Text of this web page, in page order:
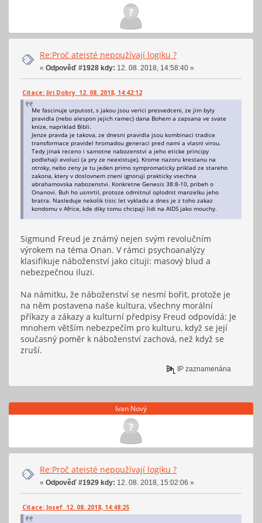
Re:Proč ateisté nepoužívají logiku ?
« Odpověď #1928 kdy: 12. 08. 2018, 14:58:40 »
Citace: Jiri Dobry 12. 08. 2018, 14:42:12
Me fascinuje urputost, s jakou jsou verici presvedceni, ze jim byly
pravidla (nebo alespon jejich ramec) dana Bohem a zapsana ve svate
knize, napriklad Bibli.
Jenze pravda je takova, ze dnesni pravidla jsou kombinaci tradice
transformace pravidel hromadou generaci pred nami a vlasni virou.
Tedy jinak receno i samotne nabozenstvi a jeho eticke principy
podlehaji evoluci (a pry ze neexistuje). Krome nazoru krestanu na
otroky, nebo zeny je tu jeden primo sympromaticky priklad ze stareho
zakona, ktery v doslovnem zneni ignoruji prakticky vsechna
abrahamovska nabozenstvi. Konkretne Genesis 38:8-10, pribeh o
Onanovi. Buh ho usmrtil, protoze odmitnul oplodnit manzelku jeho
bratra. Nasleduje nekolik tisic let vykladu a dnes je z toho zakaz
kondomu v Africe, kde diky tomu chcipaji lidi na AIDS jako mouchy.
Sigmund Freud je známý nejen svým revolučním
výrokem na téma Onan. V rámci psychoanalýzy
klasifikuje náboženství jako cituji: masový blud a
nebezpečnou iluzi.
Na námitku, že náboženství se nesmí bořit, protože je
na něm postavena naše kultura, všechny morální
příkazy a zákazy a kulturní předpisy Freud odpovídá: Je
mnohem větším nebezpečím pro kulturu, když se její
současný poměr k náboženství zachová, než když se
zruší.
IP zaznamenána
Ivan Nový
Re:Proč ateisté nepoužívají logiku ?
« Odpověď #1929 kdy: 12. 08. 2018, 15:02:06 »
Citace: Josef 12. 08. 2018, 14:48:25